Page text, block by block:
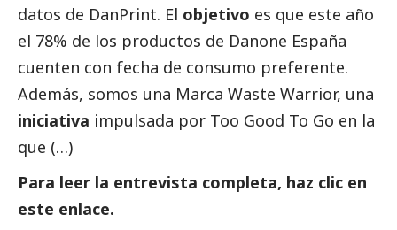
datos de DanPrint. El objetivo es que este año
el 78% de los productos de Danone España
cuenten con fecha de consumo preferente.
iniciativa impulsada por Too Good To Go en la
que (…)
Para leer la entrevista completa, haz clic en
este enlace.